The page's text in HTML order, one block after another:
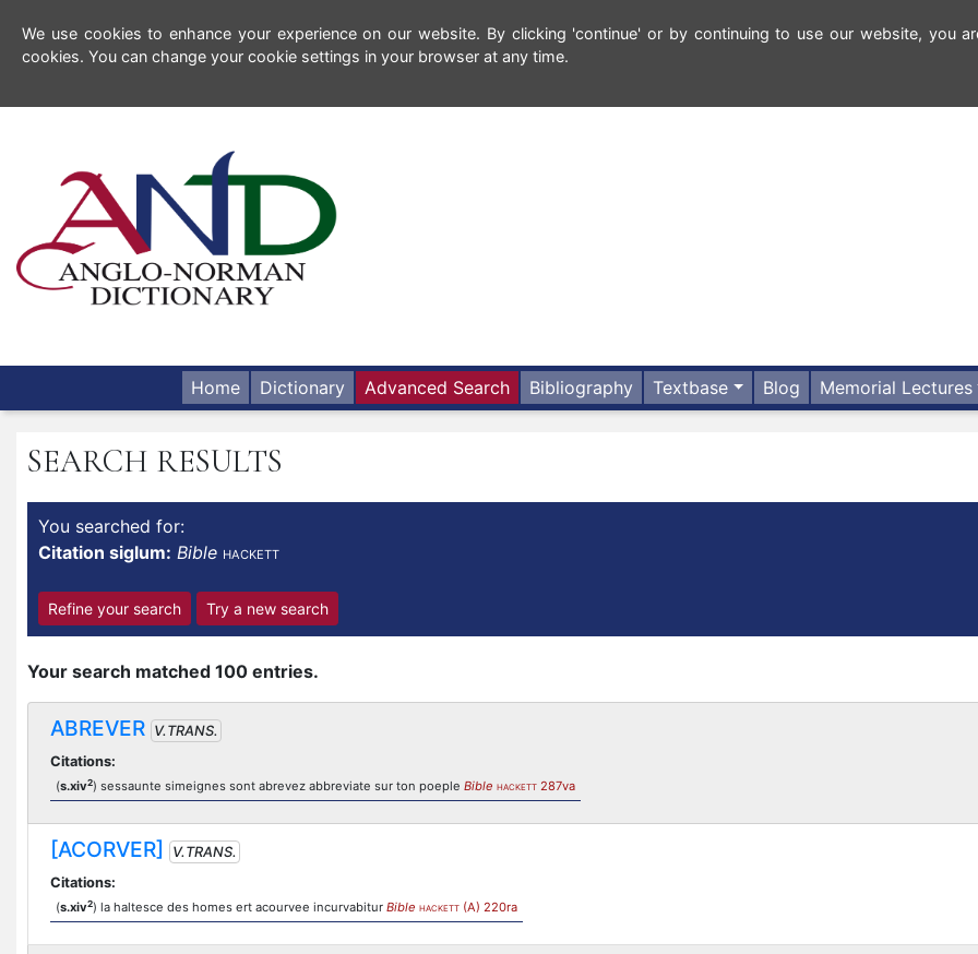
We use cookies to enhance your experience on our website. By clicking 'continue' or by continuing to use our website, you
cookies. You can change your cookie settings in your browser at any time.
Home Dictionary Advanced Search Bibliography Textbase Blog Memorial Lectures
SEARCH RESULTS
You searched for:
Citation siglum: Bible HACKETT
Refine your search Try a new search
Your search matched 100 entries.
ABREVER V.TRANS.
Citations:
(s.xiv2) sessaunte simeignes sont abrevez abbreviate sur ton poeple Bible HACKETT 287va
[ACORVER]
V.TRANS.
Citations:
(s.xiv2) la haltesce des homes ert acourvee incurvabitur Bible HACKETT (A) 220ra